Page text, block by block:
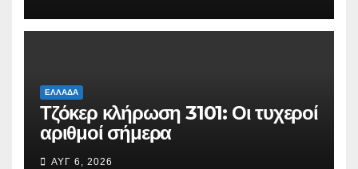
ΕΛΛΆΔΑ
Τζόκερ κλήρωση 3101: Οι τυχεροί
αριθμοί σήμερα
ΑΥΓ 6, 2026